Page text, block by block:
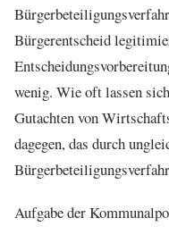
Bürgerentscheid
wenig. Wie oft lassen
Gutachten von
dagegen, das durch
Aufgabe der